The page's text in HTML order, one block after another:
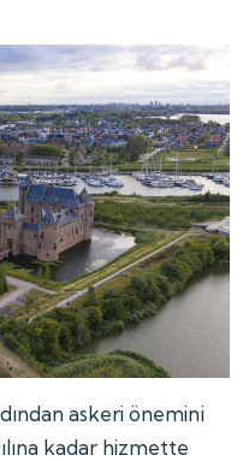
askeri önemini
kadar hizmette